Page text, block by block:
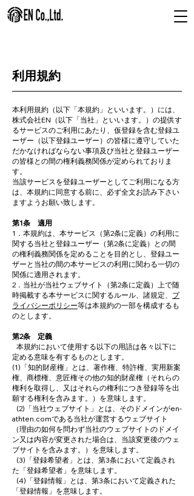
利用規約
本利用規約（以下「本規約」といいます。）には、
株式会社EN（以下「当社」といいます。）の提供す
るサービスのご利用にあたり、仮登録を含む登録ユ
ーザー（以下登録ユーザー）の皆様に遵守していた
だかなければならない事項及び当社と登録ユーザー
の皆様との間の権利義務関係が定められておりま
す。
当該サービスを登録ユーザーとしてご利用になる方
は、本規約に同意する前に、必ず全文お読み下さい
ますようお願い致します。
第1条 適用
1．本規約は、本サービス（第2条に定義）の利用に
関する当社と登録ユーザー（第2条に定義）との間
の権利義務関係を定めることを目的とし、登録ユー
ザーと当社の間の本サービスの利用に関わる一切の
関係に適用されます。
2．当社が当社ウェブサイト（第2条に定義）上で随
時掲載する本サービスに関するルール、諸規定、 プ
ライバシーポリシー等は本規約の一部を構成するも
のとします。
第2条 定義
本規約において使用する以下の用語は各々以下に
定める意味を有するものとします。
(1)「知的財産権」とは、著作権、特許権、実用新案
権、商標権、意匠権その他の知的財産権（それらの
権利を取得し、又はそれらの権利につき登録等を出
願する権利を含みます。）を意味します。
(2)「当社ウェブサイト」とは、そのドメインがen-
athten.comである当社が運営するウェブサイト
（理由の如何を問わず当社のウェブサイトのドメイ
ン又は内容が変更された場合は、当該変更後のウェ
ブサイトを含みます。）を意味します。
(3)「登録希望者」とは、第3条において定義され
た「登録希望者」を意味します。
(4)「登録情報」とは、第3条において定義された
「登録情報」を意味します。